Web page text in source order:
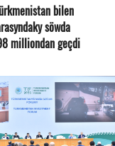
bilen
söwda
milliondan geçdi